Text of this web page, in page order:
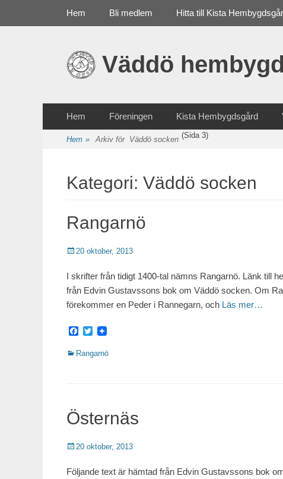
Väddö
Primär meny
Hem Bli medlem Hitta till Kista
Sekundär meny
innehåll
Hem Föreningen Kista Hembygdsgård
Hem » Arkiv för Väddö socken (Sida 3)
Kategori: Väddö socken
Rangarnö
Publicerat
20 oktober, 2013
I skrifter från tidigt 1400-tal nämns Rangarnö. Länk till
från Edvin Gustavssons bok om Väddö socken. Om
förekommer en Peder i Rannegarn, och Läs mer…
Facebook
Twitter
Kategorier
Rangarnö
Östernäs
Publicerat
20 oktober, 2013
Följande text är hämtad från Edvin Gustavssons bok